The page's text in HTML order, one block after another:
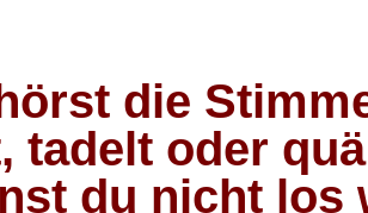
die
tadelt oder
du nicht los